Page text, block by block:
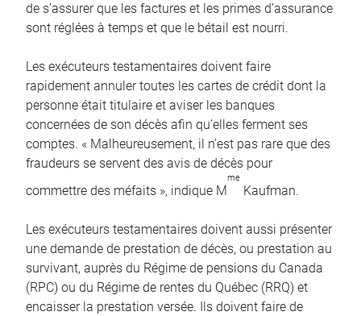
de s’assurer que les factures et les primes d’assurance
sont réglées à temps et que le bétail est nourri.
Les exécuteurs testamentaires doivent faire
rapidement annuler toutes les cartes de crédit dont la
personne était titulaire et aviser les banques
concernées de son décès afin qu’elles ferment ses
comptes. « Malheureusement, il n’est pas rare que des
fraudeurs se servent des avis de décès pour
commettre des méfaits », indique M
me
Kaufman.
Les exécuteurs testamentaires doivent aussi présenter
une demande de prestation de décès, ou prestation au
survivant, auprès du Régime de pensions du Canada
(RPC) ou du Régime de rentes du Québec (RRQ) et
encaisser la prestation versée. Ils doivent faire de